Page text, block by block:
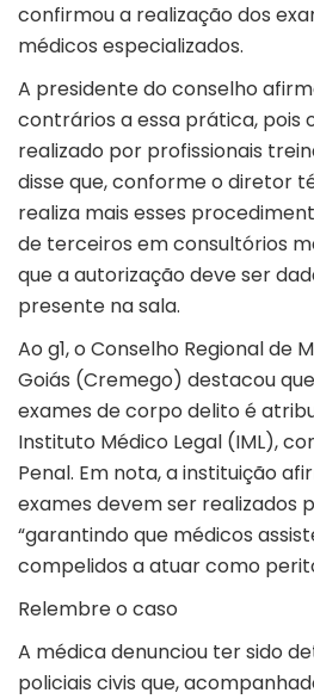
confirmou a realização dos
médicos especializados.
A presidente do conselho
contrários a essa prática, pois
realizado por profissionais
disse que, conforme o diretor
realiza mais esses
de terceiros em consultórios
que a autorização deve ser
presente na sala.
Ao g1, o Conselho Regional de
Goiás (Cremego) destacou
exames de corpo delito é
Instituto Médico Legal (IML),
Penal. Em nota, a instituição
exames devem ser realizados
“garantindo que médicos
compelidos a atuar como
Relembre o caso
A médica denunciou ter sido
policiais civis que,